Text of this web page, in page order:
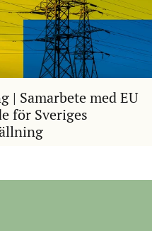
| Samarbete med EU
för Sveriges